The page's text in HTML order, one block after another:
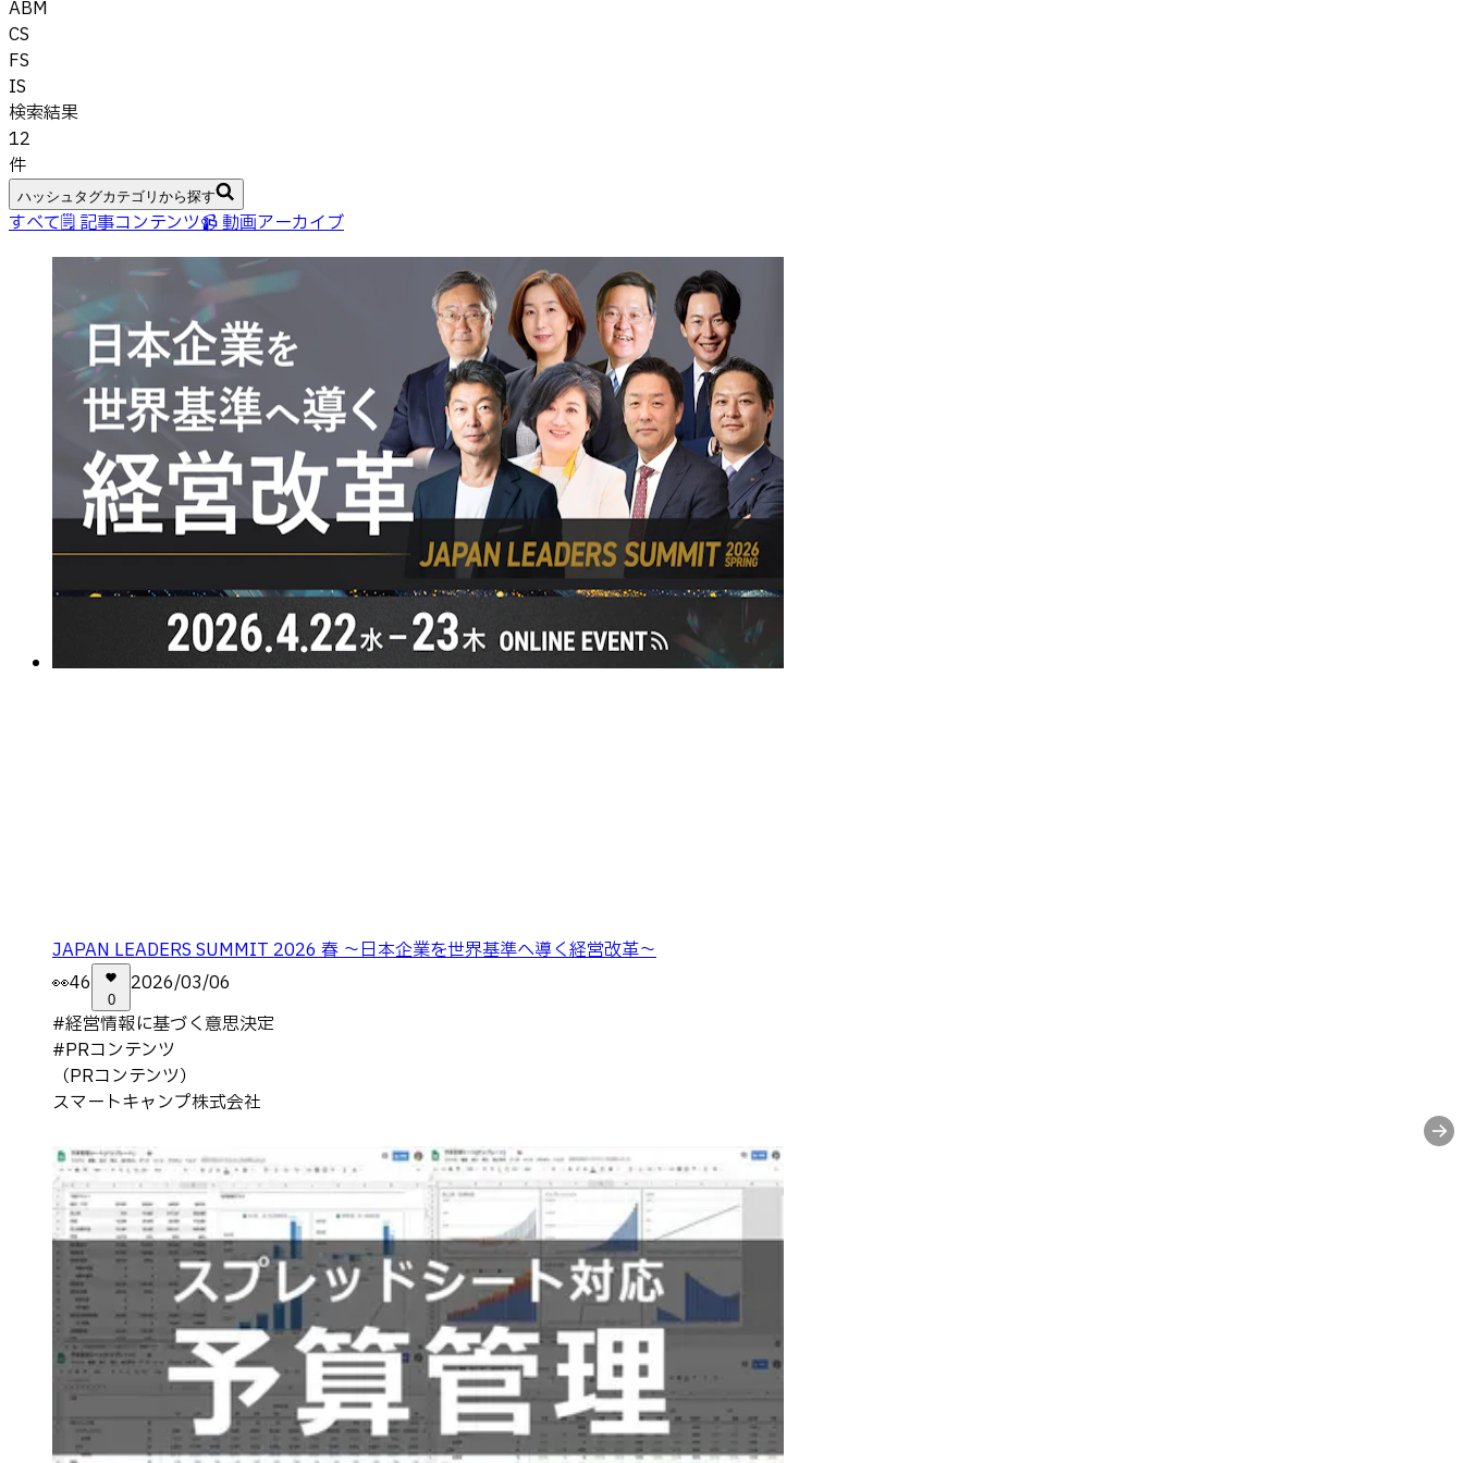
ABM
CS
FS
IS
検索結果
12
件
ハッシュタグカテゴリから探す
すべて🗒 記事コンテンツ📹 動画アーカイブ
JAPAN LEADERS SUMMIT 2026 春 〜日本企業を世界基準へ導く経営改革〜
👀46
0
2026/03/06
#経営情報に基づく意思決定
#PRコンテンツ
（PRコンテンツ）
スマートキャンプ株式会社